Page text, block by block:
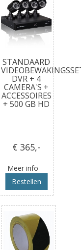
STANDAARD
DVR + 4
CAMERA'S +
ACCESSOIRES
+ 500 GB HD
€ 365,-
Meer info
Bestellen